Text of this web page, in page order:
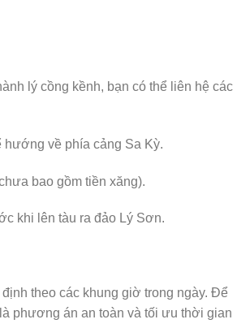
lý cồng kềnh, bạn có thể liên hệ các
hướng về phía cảng Sa Kỳ.
bao gồm tiền xăng).
khi lên tàu ra đảo Lý Sơn.
theo các khung giờ trong ngày. Để
là phương án an toàn và tối ưu thời gian